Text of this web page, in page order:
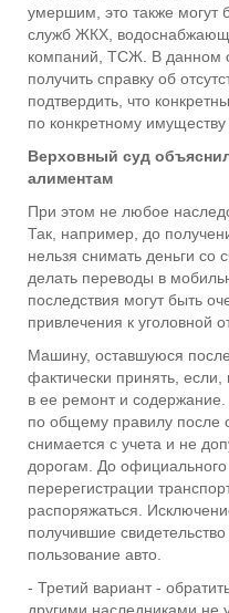
умершим, это также могут
служб ЖКХ,
компаний, ТСЖ. В данном
получить справку об
подтвердить, что
по конкретному
Верховный суд
алиментам
При этом не любое
Так, например, до
нельзя снимать деньги со
делать переводы в
последствия могут быть
привлечения к уголовной
Машину, оставшуюся
фактически принять,
в ее ремонт и
по общему правилу после
снимается с учета и не
дорогам. До официального
перерегистрации
распоряжаться.
получившие
пользование авто.
- Третий вариант -
другими наследниками не